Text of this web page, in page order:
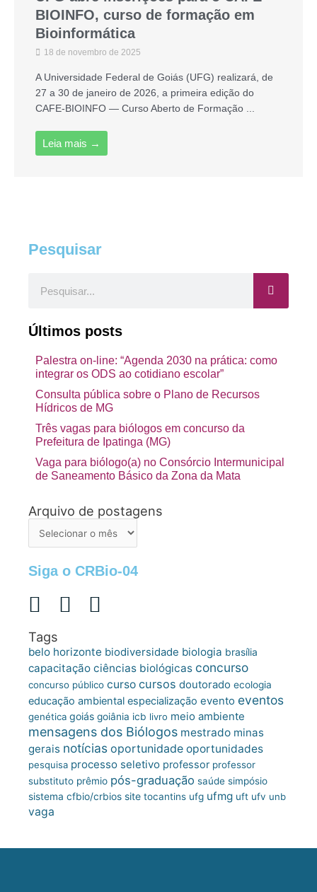
BIOINFO, curso de formação em
Bioinformática
18 de novembro de 2025
A Universidade Federal de Goiás (UFG) realizará, de
27 a 30 de janeiro de 2026, a primeira edição do
CAFE-BIOINFO — Curso Aberto de Formação ...
Leia mais →
Pesquisar
Últimos posts
Palestra on-line: “Agenda 2030 na prática: como
integrar os ODS ao cotidiano escolar”
Consulta pública sobre o Plano de Recursos
Hídricos de MG
Três vagas para biólogos em concurso da
Prefeitura de Ipatinga (MG)
Vaga para biólogo(a) no Consórcio Intermunicipal
de Saneamento Básico da Zona da Mata
Arquivo de postagens
Arquivo
Siga o CRBio-04
Tags
belo horizonte biodiversidade biologia brasília
capacitação ciências biológicas concurso
concurso público curso cursos doutorado ecologia
educação ambiental especialização evento eventos
genética goiás goiânia icb livro meio ambiente
mensagens dos Biólogos mestrado minas
gerais notícias oportunidade oportunidades
pesquisa processo seletivo professor professor
substituto prêmio pós-graduação saúde simpósio
sistema cfbio/crbios site tocantins ufg ufmg uft ufv unb
vaga